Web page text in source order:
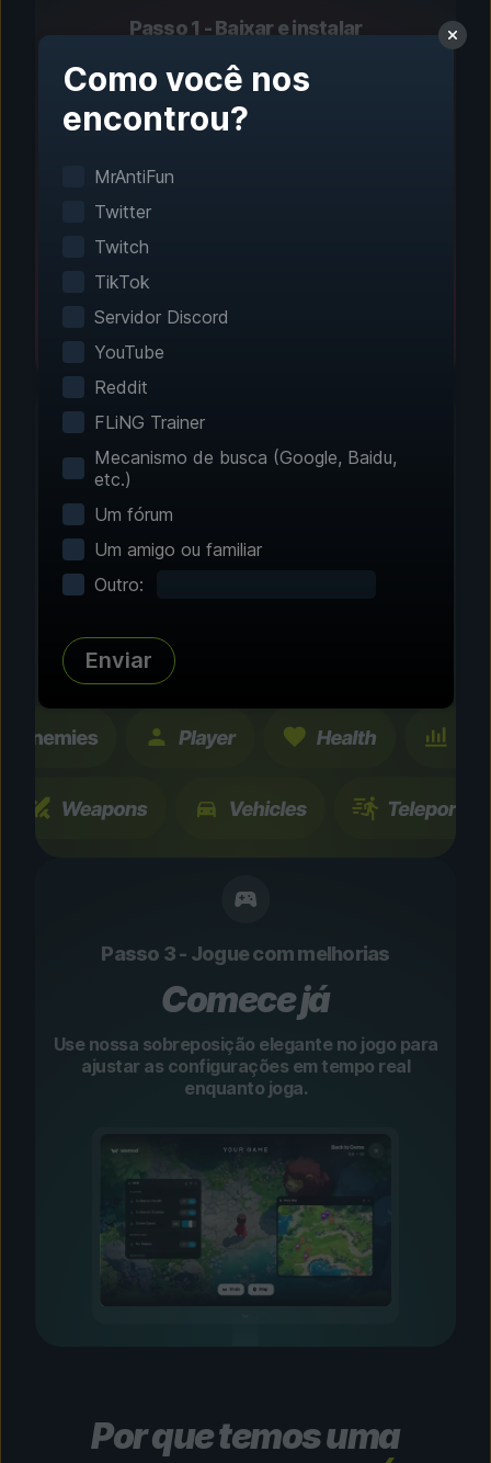
Passo 1 - Baixar e instalar
Configuração com um
clique
jogos instalados automaticamente. Nenhuma
configuração manual é necessária.
Passo 2 - Escolha seus recursos
Personalize sua
experiência
recursos testados pela comunidade. Todas as
mudanças são temporárias e podem ser
alternadas instantaneamente.
Passo 3 - Jogue com melhorias
Comece já
Use nossa sobreposição elegante no jogo para
ajustar as configurações em tempo real
enquanto joga.
Por que temos uma
Como você nos
encontrou?
MrAntiFun
Twitter
Twitch
TikTok
Servidor Discord
YouTube
Reddit
FLiNG Trainer
Mecanismo de busca (Google, Baidu,
etc.)
Um fórum
Um amigo ou familiar
Outro:
Enviar